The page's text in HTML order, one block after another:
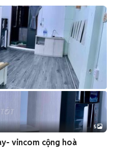
5
vincom cộng hoà